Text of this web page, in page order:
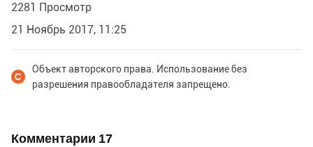
2281 Просмотр
21 Ноябрь 2017, 11:25
Объект авторского права. Использование без
разрешения правообладателя запрещено.
Комментарии 17